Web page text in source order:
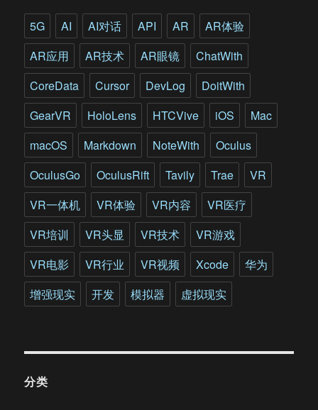
训
练
统
可
多
工
种
同
时
训
练
5G AI AI对话 API AR
AR体验
AR应用
AR技术 AR眼镜
ChatWith
CoreData
Cursor DevLog
DoitWith
GearVR
HoloLens HTCVive iOS
Mac
macOS
Markdown NoteWith
Oculus
OculusGo
OculusRift Tavily Trae
VR
VR一体机
VR体验 VR内容
VR医疗
VR培训
VR头显 VR技术
VR游戏
VR电影
VR行业 VR视频 Xcode
华为
增强现实
开发 模拟器 虚拟现实
分类